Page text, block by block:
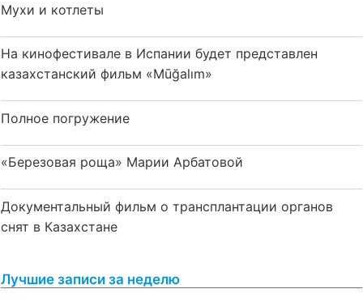
Мухи и котлеты
На кинофестивале в Испании будет представлен
казахстанский фильм «Mūğalım»
Полное погружение
«Березовая роща» Марии Арбатовой
Документальный фильм о трансплантации органов
снят в Казахстане
Лучшие записи за неделю